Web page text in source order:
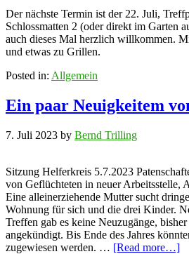
Der nächste Termin ist der 22. Juli,
Schlossmatten 2 (oder direkt im Garten
auch dieses Mal herzlich willkommen.
und etwas zu Grillen.
Posted in: Allgemein
Ein paar Neuigkeitem
7. Juli 2023 by Bernd Trilling
Sitzung Helferkreis 5.7.2023
von Geflüchteten in neuer Arbeitsstelle,
Eine alleinerziehende Mutter sucht
Wohnung für sich und die drei Kinder.
Treffen gab es keine Neuzugänge,
angekündigt. Bis Ende des Jahres
zugewiesen werden. … [Read more…]